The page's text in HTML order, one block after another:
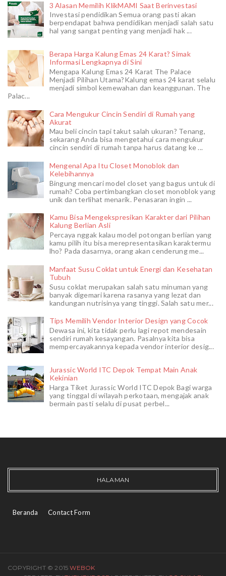
3 Alasan Memilih KlikMAMI Saat Berinvestasi
Investasi pendidikan Semua orang pasti akan
berpendapat bahwa pendidikan menjadi salah satu
hal yang sangat penting yang menjadi hak ...
Berapa Harga Kalung Emas 24 Karat? Simak
Informasi Lengkapnya di Sini
Mengapa Kalung Emas 24 Karat The Palace
Menjadi Pilihan Utama?Kalung emas 24 karat selalu
menjadi simbol kemewahan dan keanggunan. The
Palac...
Cara Mengukur Cincin Sendiri di Rumah yang
Akurat
Mau beli cincin tapi takut salah ukuran? Tenang,
sekarang Anda bisa mengetahui cara mengukur
cincin sendiri di rumah tanpa harus datang ke ...
Mengenal Apa Itu Closet Monoblok dan
Kelebihannya
Bingung mencari model closet yang bagus untuk di
rumah? Coba pertimbangkan closet monoblok yang
unik dan terlihat menarik. Penasaran ingin ...
Kamu Bisa Mengekspresikan Karakter dari Pilihan
Kalung Berlian Asli
Percaya nggak kalau model potongan berlian yang
kamu pilih itu bisa merepresentasikan karaktermu
lho? Pada dasarnya, orang akan cenderung me...
Manfaat Susu Coklat untuk Energi dan Kesehatan
Tubuh
Susu coklat merupakan salah satu minuman yang
banyak digemari karena rasanya yang lezat dan
kandungan nutrisinya yang tinggi. Salah satu mer...
Tips Memilih Vendor Interior Design yang Cocok
Dewasa ini, kita tidak perlu lagi repot mendesain
sendiri rumah kesayangan. Pasalnya kita bisa
mempercayakannya kepada vendor interior desig...
Jurassic World ITC Depok Tempat Main Anak
Kekinian
Harga Tiket Jurassic World ITC Depok Bagi warga
yang tinggal di wilayah perkotaan, mengajak anak
bermain pasti selalu di pusat perbel...
HALAMAN
Beranda Contact Form
COPYRIGHT © 2015WEBOK